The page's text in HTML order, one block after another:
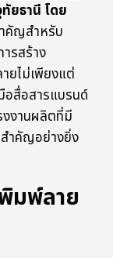
ยธานี โดย
คัญสำหรับ
รสร้าง
ยไม่เพียงแต่
อสื่อสารแบรนด์
งงานผลิตที่มี
ำคัญอย่างยิ่ง
มพ์ลาย